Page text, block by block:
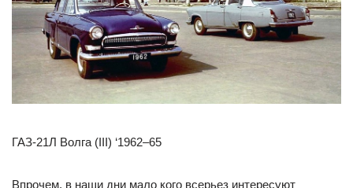
ГАЗ-21Л Волга (III) ‘1962–65
Впрочем, в наши дни мало кого всерьез интересуют